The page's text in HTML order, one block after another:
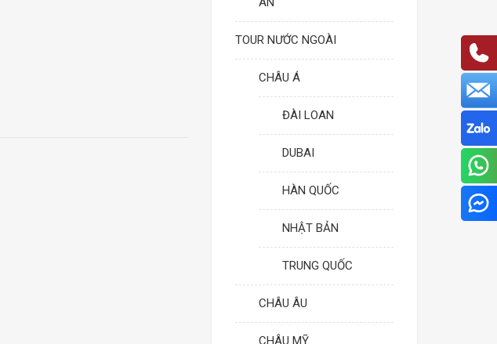
TOUR NƯỚC NGOÀI
CHÂU Á
ĐÀI LOAN
DUBAI
HÀN QUỐC
NHẬT BẢN
TRUNG QUỐC
CHÂU ÂU
CHÂU MỸ